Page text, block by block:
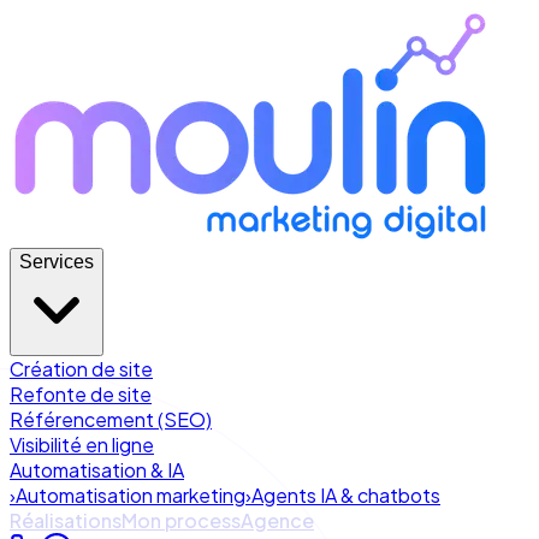
Services
Création de site
Refonte de site
Référencement (SEO)
Visibilité en ligne
Automatisation & IA
›Automatisation marketing›Agents IA & chatbots
RéalisationsMon processAgence